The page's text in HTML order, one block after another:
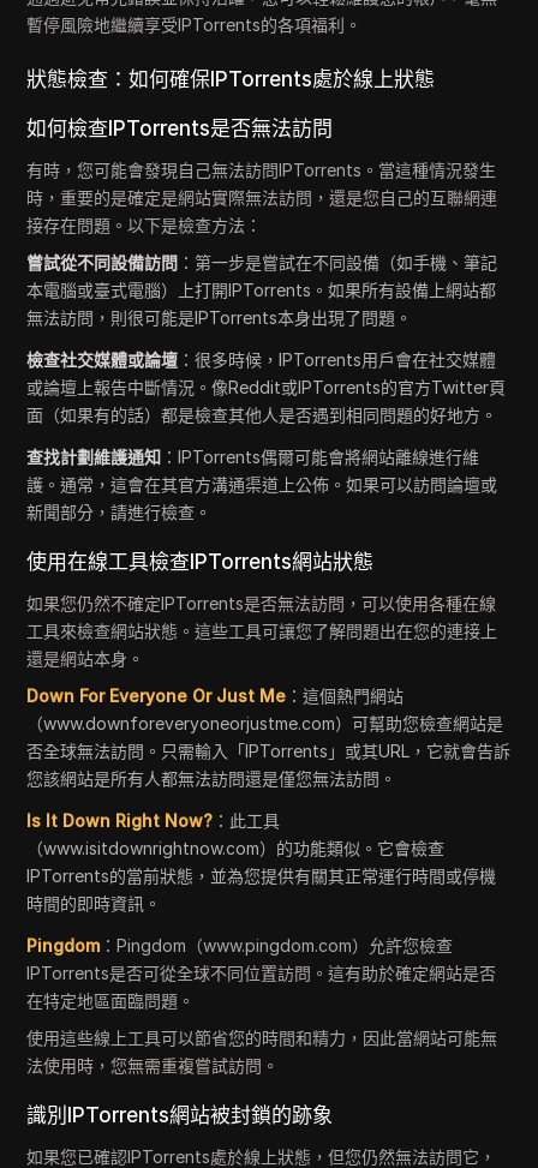
暫停風險地繼續享受IPTorrents的各項福利。
狀態檢查：如何確保IPTorrents處於線上狀態
如何檢查IPTorrents是否無法訪問
有時，您可能會發現自己無法訪問IPTorrents。當這種情況發生
時，重要的是確定是網站實際無法訪問，還是您自己的互聯網連
接存在問題。以下是檢查方法：
嘗試從不同設備訪問 ：第一步是嘗試在不同設備（如手機、筆記
本電腦或臺式電腦）上打開IPTorrents。如果所有設備上網站都
無法訪問，則很可能是IPTorrents本身出現了問題。
檢查社交媒體或論壇 ：很多時候，IPTorrents用戶會在社交媒體
或論壇上報告中斷情況。像Reddit或IPTorrents的官方Twitter頁
面（如果有的話）都是檢查其他人是否遇到相同問題的好地方。
查找計劃維護通知 ：IPTorrents偶爾可能會將網站離線進行維
護。通常，這會在其官方溝通渠道上公佈。如果可以訪問論壇或
新聞部分，請進行檢查。
使用在線工具檢查IPTorrents網站狀態
如果您仍然不確定IPTorrents是否無法訪問，可以使用各種在線
工具來檢查網站狀態。這些工具可讓您了解問題出在您的連接上
還是網站本身。
Down For Everyone Or Just Me ：這個熱門網站
（www.downforeveryoneorjustme.com）可幫助您檢查網站是
否全球無法訪問。只需輸入「IPTorrents」或其URL，它就會告訴
您該網站是所有人都無法訪問還是僅您無法訪問。
Is It Down Right Now? ：此工具
（www.isitdownrightnow.com）的功能類似。它會檢查
IPTorrents的當前狀態，並為您提供有關其正常運行時間或停機
時間的即時資訊。
Pingdom ：Pingdom（www.pingdom.com）允許您檢查
IPTorrents是否可從全球不同位置訪問。這有助於確定網站是否
在特定地區面臨問題。
使用這些線上工具可以節省您的時間和精力，因此當網站可能無
法使用時，您無需重複嘗試訪問。
識別IPTorrents網站被封鎖的跡象
如果您已確認IPTorrents處於線上狀態，但您仍然無法訪問它，